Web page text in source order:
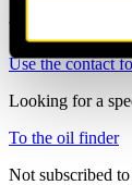
Use the contact
Looking for a
To the oil finder
Not subscribed